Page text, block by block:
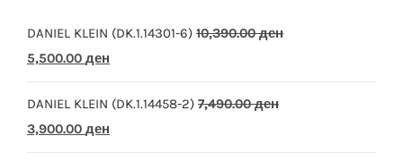
DANIEL KLEIN (DK.1.14301-6) 10,390.00ден
Original
was:
10,390.00 ден.
5,500.00 ден
is:
5,500.00 ден.
DANIEL KLEIN (DK.1.14458-2) 7,490.00ден
Original
3,900.00 ден